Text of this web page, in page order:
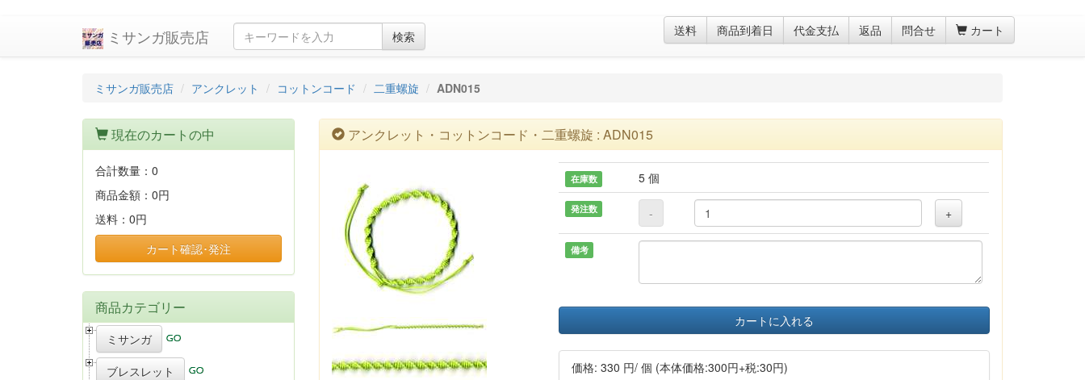
ミサンガ販売店 検索 送料 商品到着日 代金支払 返品 問合せ カート
ミサンガ販売店 アンクレット コットンコード 二重螺旋 ADN015
アンクレット・コットンコード・二重螺旋 : ADN015
在庫数 5 個
発注数 - +
備考
カートに入れる
価格:330 円/ 個 (本体価格:300円+税:30円)
現在のカートの中
合計数量： 0
商品金額： 0円
送料： 0円
カート確認･発注
商品カテゴリー
ミサンガ
ブレスレット